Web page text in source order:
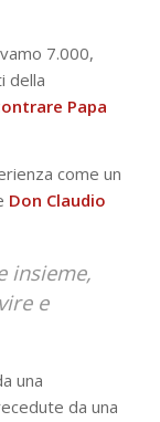
7.000,
della
Papa
come un
Don Claudio
insieme,
e
una
da una